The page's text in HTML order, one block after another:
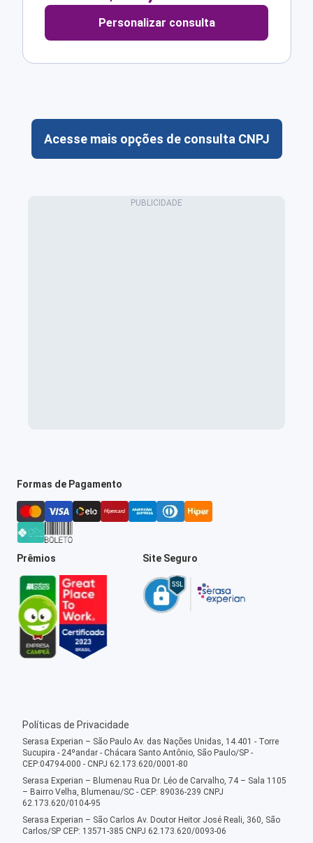
Personalizar consulta
Acesse mais opções de consulta CNPJ
Formas de Pagamento
Prêmios Site Seguro
Políticas de Privacidade
Serasa Experian – São Paulo Av. das Nações Unidas, 14.401 - Torre
Sucupira - 24ºandar - Chácara Santo Antônio, São Paulo/SP -
CEP:04794-000 - CNPJ 62.173.620/0001-80
Serasa Experian – Blumenau Rua Dr. Léo de Carvalho, 74 – Sala 1105
– Bairro Velha, Blumenau/SC - CEP: 89036-239 CNPJ
62.173.620/0104-95
Serasa Experian – São Carlos Av. Doutor Heitor José Reali, 360, São
Carlos/SP CEP: 13571-385 CNPJ 62.173.620/0093-06